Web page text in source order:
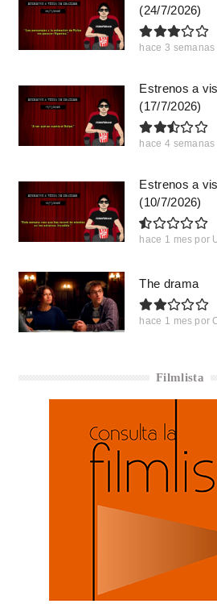
(24/7/2026)
hace 3 semanas
Estrenos a
(17/7/2026)
hace 4 semanas
Estrenos a
(10/7/2026)
hace 1 mes por
The drama
hace 1 mes por
Filmlista